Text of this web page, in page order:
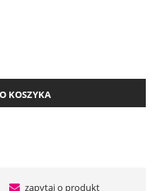
KOSZYKA
zapytaj o produkt